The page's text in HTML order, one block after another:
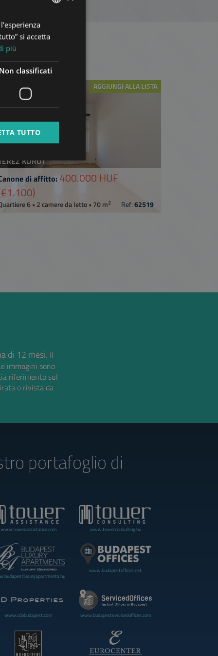
AGGIUNGI ALLA LISTA
KÖRÚT
di affitto: 400.000 HUF
6 • 2 camere da letto • 70 m2 Ref:62519
di 12 mesi. Il
immagini sono
riferimento sul
o rivista da
portafoglio di
www.towerassistance.com www.towerconsulting.hu
www.budapestoffices.net
www.cdpbudapest.com www.budapestservicedoffices.com
ENGLISH
HUNGARIAN
FRENCH
SPANISH
RUSSIAN
si accetta
più
classificati
TUTTO